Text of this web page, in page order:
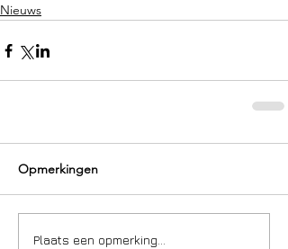
Nieuws
Opmerkingen
Plaats een opmerking...